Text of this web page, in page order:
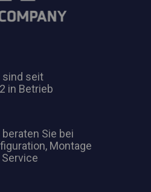
sind seit
in Betrieb
beraten Sie bei
Montage